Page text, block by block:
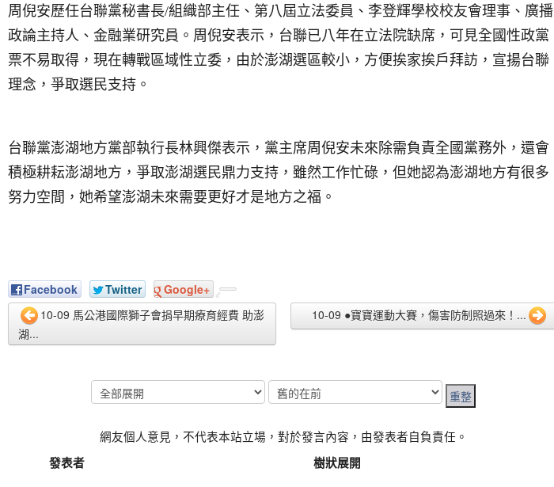
周倪安歷任台聯黨秘書長/組織部主任、第八屆立法委員、李登輝學校校友會理事、廣播
政論主持人、金融業研究員。周倪安表示，台聯已八年在立法院缺席，可見全國性政黨
票不易取得，現在轉戰區域性立委，由於澎湖選區較小，方便挨家挨戶拜訪，宣揚台聯
理念，爭取選民支持。
台聯黨澎湖地方黨部執行長林興傑表示，黨主席周倪安未來除需負責全國黨務外，還會
積極耕耘澎湖地方，爭取澎湖選民鼎力支持，雖然工作忙碌，但她認為澎湖地方有很多
努力空間，她希望澎湖未來需要更好才是地方之福。
Facebook Twitter
Google+
10-09 馬公港國際獅子會捐早期療育經費 助澎
湖...
10-09 ●寶寶運動大賽，傷害防制照過來！...
網友個人意見，不代表本站立場，對於發言內容，由發表者自負責任。
發表者
樹狀展開